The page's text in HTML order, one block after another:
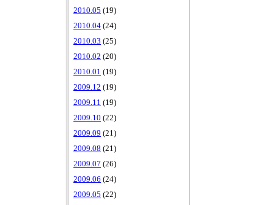
2010.05 (19)
2010.04 (24)
2010.03 (25)
2010.02 (20)
2010.01 (19)
2009.12 (19)
2009.11 (19)
2009.10 (22)
2009.09 (21)
2009.08 (21)
2009.07 (26)
2009.06 (24)
2009.05 (22)